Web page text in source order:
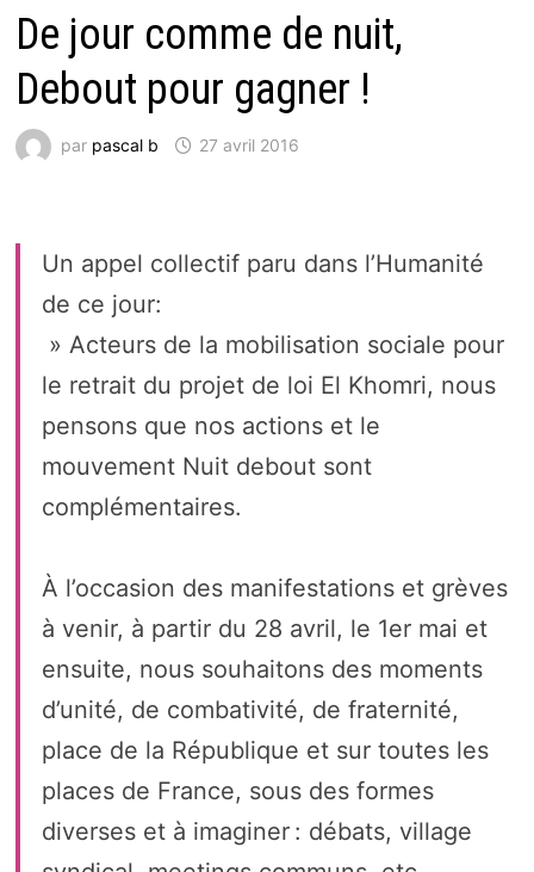
De jour comme de nuit,
Debout pour gagner !
par pascal b 27 avril 2016
Un appel collectif paru dans l’Humanité
de ce jour:
» Acteurs de la mobilisation sociale pour
le retrait du projet de loi El Khomri, nous
pensons que nos actions et le
mouvement Nuit debout sont
complémentaires.
À l’occasion des manifestations et grèves
à venir, à partir du 28 avril, le 1er mai et
ensuite, nous souhaitons des moments
d’unité, de combativité, de fraternité,
place de la République et sur toutes les
places de France, sous des formes
diverses et à imaginer : débats, village